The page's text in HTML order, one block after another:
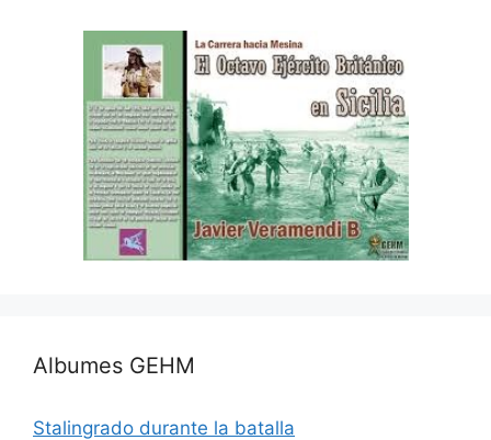
Albumes GEHM
Stalingrado durante la batalla